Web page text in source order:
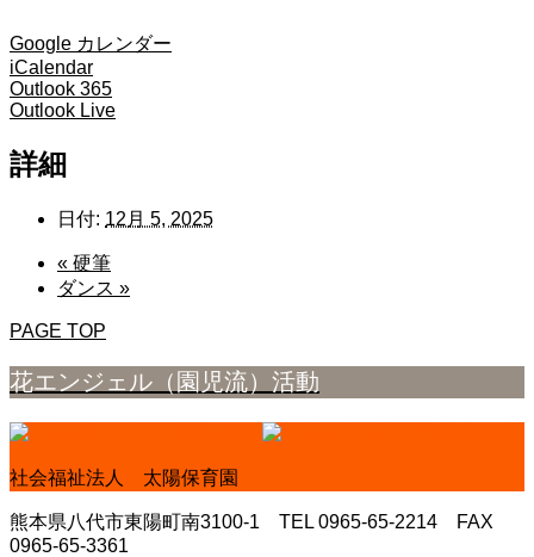
Google カレンダー
iCalendar
Outlook 365
Outlook Live
詳細
日付: 12月 5, 2025
« 硬筆
ダンス »
PAGE TOP
花エンジェル（園児流）活動
社会福祉法人 太陽保育園
熊本県八代市東陽町南3100-1 TEL 0965-65-2214 FAX
0965-65-3361